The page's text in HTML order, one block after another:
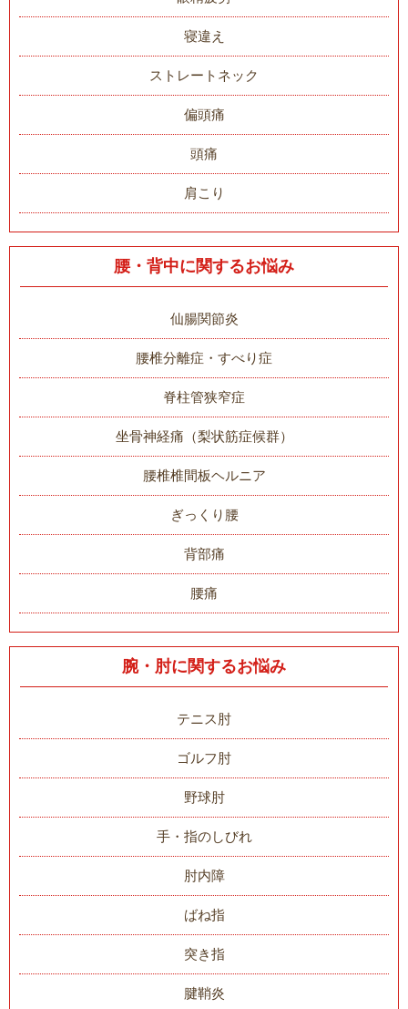
寝違え
ストレートネック
偏頭痛
頭痛
肩こり
腰・背中に関するお悩み
仙腸関節炎
腰椎分離症・すべり症
脊柱管狭窄症
坐骨神経痛（梨状筋症候群）
腰椎椎間板ヘルニア
ぎっくり腰
背部痛
腰痛
腕・肘に関するお悩み
テニス肘
ゴルフ肘
野球肘
手・指のしびれ
肘内障
ばね指
突き指
腱鞘炎